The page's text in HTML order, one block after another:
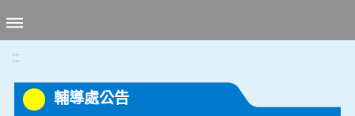
:::
輔導處公告